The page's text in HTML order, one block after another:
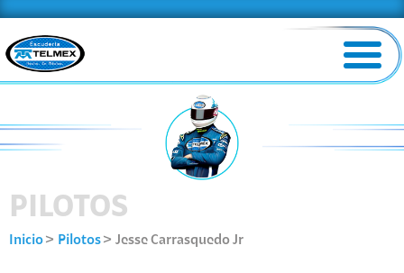
PILOTOS
Inicio Pilotos Jesse Carrasquedo Jr